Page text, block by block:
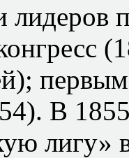
лидеров
В
лигу»